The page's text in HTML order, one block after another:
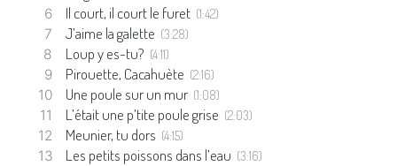
Il court, il court le furet (1:42)
J’aime la galette (3:28)
Loup y es-tu? (4:11)
Pirouette, Cacahuète (2:16)
Une poule sur un mur (1:08)
L’était une p’tite poule grise (2:03)
Meunier, tu dors (4:15)
Les petits poissons dans l’eau (3:16)